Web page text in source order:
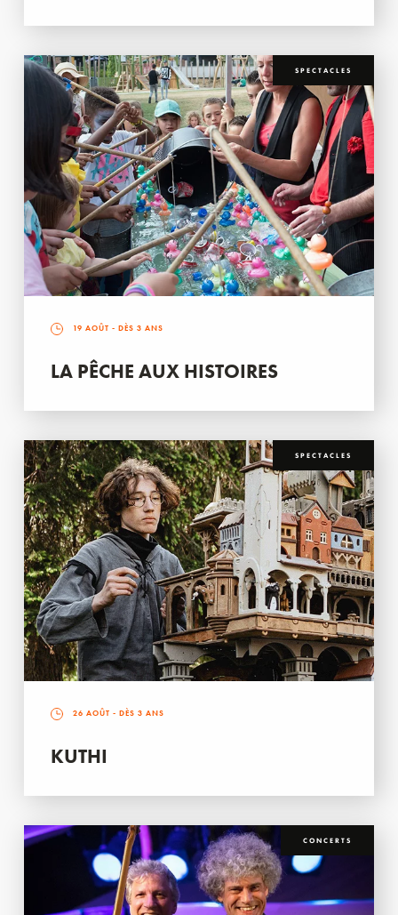
SPECTACLES
19 AOÛT - DÈS 3 ANS
LA PÊCHE AUX HISTOIRES
SPECTACLES
26 AOÛT - DÈS 3 ANS
KUTHI
CONCERTS